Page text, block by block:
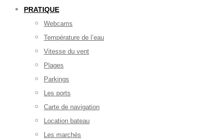
PRATIQUE
Webcams
Température de l’eau
Vitesse du vent
Plages
Parkings
Les ports
Carte de navigation
Location bateau
Les marchés